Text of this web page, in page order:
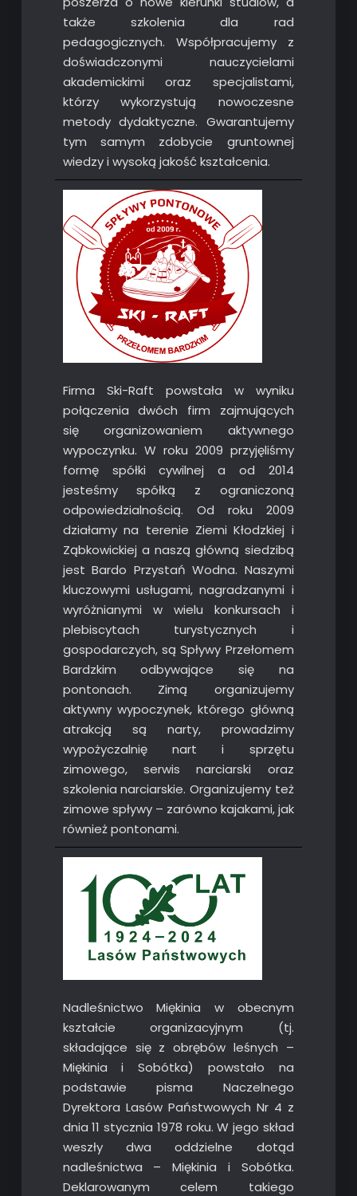
także szkolenia dla rad
pedagogicznych. Współpracujemy z
doświadczonymi nauczycielami
akademickimi oraz specjalistami,
którzy wykorzystują nowoczesne
metody dydaktyczne. Gwarantujemy
tym samym zdobycie gruntownej
wiedzy i wysoką jakość kształcenia.
Firma Ski-Raft powstała w wyniku
połączenia dwóch firm zajmujących
się organizowaniem aktywnego
wypoczynku. W roku 2009 przyjęliśmy
formę spółki cywilnej a od 2014
jesteśmy spółką z ograniczoną
odpowiedzialnością. Od roku 2009
działamy na terenie Ziemi Kłodzkiej i
Ząbkowickiej a naszą główną siedzibą
jest Bardo Przystań Wodna. Naszymi
kluczowymi usługami, nagradzanymi i
wyróżnianymi w wielu konkursach i
plebiscytach turystycznych i
gospodarczych, są Spływy Przełomem
Bardzkim odbywające się na
pontonach. Zimą organizujemy
aktywny wypoczynek, którego główną
atrakcją są narty, prowadzimy
wypożyczalnię nart i sprzętu
zimowego, serwis narciarski oraz
szkolenia narciarskie. Organizujemy też
zimowe spływy – zarówno kajakami, jak
również pontonami.
Nadleśnictwo Miękinia w obecnym
kształcie organizacyjnym (tj.
składające się z obrębów leśnych –
Miękinia i Sobótka) powstało na
podstawie pisma Naczelnego
Dyrektora Lasów Państwowych Nr 4 z
dnia 11 stycznia 1978 roku. W jego skład
weszły dwa oddzielne dotąd
nadleśnictwa – Miękinia i Sobótka.
Deklarowanym celem takiego